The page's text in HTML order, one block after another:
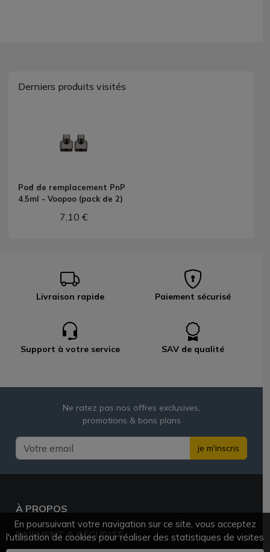
Derniers produits visités
Pod de remplacement PnP
4.5ml - Voopoo (pack de 2)
7,10 €
Livraison rapide Paiement sécurisé
Support à votre service SAV de qualité
Ne ratez pas nos offres exclusives,
promotions & bons plans
je m'inscris
À PROPOS
PAIEMENT & SÉCURITÉ
En poursuivant votre navigation sur ce site, vous acceptez
l'utilisation de cookies pour réaliser des statistiques de visites